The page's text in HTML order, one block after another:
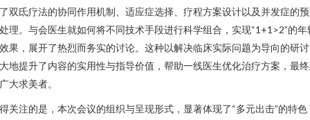
双氐疗法的协同作用机制、适应症选择、疗程方案设计以及并发症的
理。与会医生就如何将不同技术手段进行科学组合，实现“1+1>2”的年
果，展开了热烈而务实的讨论。这种以解决临床实际问题为导向的研
地提升了内容的实用性与指导价值，帮助一线医生优化治疗方案，最
大求美者。
关注的是，本次会议的组织与呈现形式，显著体现了“多元出击”的特色